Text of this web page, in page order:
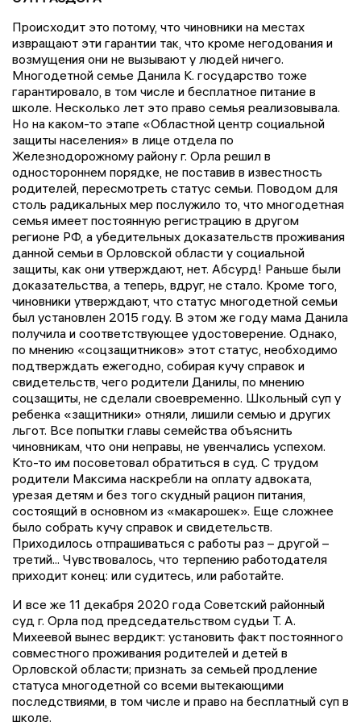
Происходит это потому, что чиновники на местах
извращают эти гарантии так, что кроме негодования и
возмущения они не вызывают у людей ничего.
Многодетной семье Данила К. государство тоже
гарантировало, в том числе и бесплатное питание в
школе. Несколько лет это право семья реализовывала.
Но на каком-то этапе «Областной центр социальной
защиты населения» в лице отдела по
Железнодорожному району г. Орла решил в
одностороннем порядке, не поставив в известность
родителей, пересмотреть статус семьи. Поводом для
столь радикальных мер послужило то, что многодетная
семья имеет постоянную регистрацию в другом
регионе РФ, а убедительных доказательств проживания
данной семьи в Орловской области у социальной
защиты, как они утверждают, нет. Абсурд! Раньше были
доказательства, а теперь, вдруг, не стало. Кроме того,
чиновники утверждают, что статус многодетной семьи
был установлен 2015 году. В этом же году мама Данила
получила и соответствующее удостоверение. Однако,
по мнению «соцзащитников» этот статус, необходимо
подтверждать ежегодно, собирая кучу справок и
свидетельств, чего родители Данилы, по мнению
соцзащиты, не сделали своевременно. Школьный суп у
ребенка «защитники» отняли, лишили семью и других
льгот. Все попытки главы семейства объяснить
чиновникам, что они неправы, не увенчались успехом.
Кто-то им посоветовал обратиться в суд. С трудом
родители Максима наскребли на оплату адвоката,
урезая детям и без того скудный рацион питания,
состоящий в основном из «макарошек». Еще сложнее
было собрать кучу справок и свидетельств.
Приходилось отпрашиваться с работы раз – другой –
третий... Чувствовалось, что терпению работодателя
приходит конец: или судитесь, или работайте.
И все же 11 декабря 2020 года Советский районный
суд г. Орла под председательством судьи Т. А.
Михеевой вынес вердикт: установить факт постоянного
совместного проживания родителей и детей в
Орловской области; признать за семьей продление
статуса многодетной со всеми вытекающими
последствиями, в том числе и право на бесплатный суп в
школе.